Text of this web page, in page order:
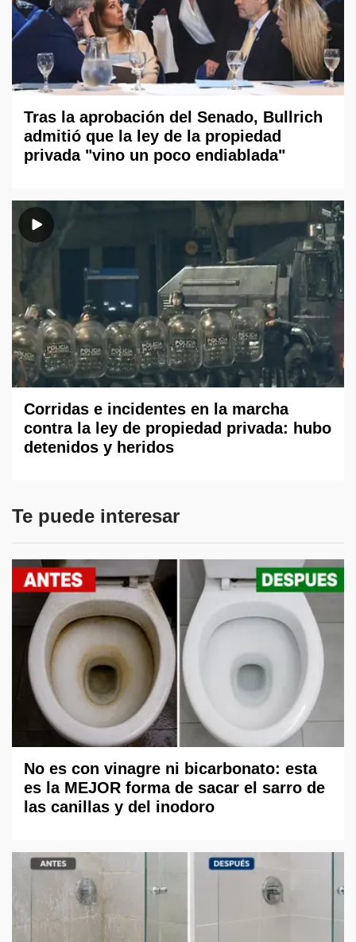
Tras la aprobación del Senado, Bullrich
admitió que la ley de la propiedad
privada "vino un poco endiablada"
Corridas e incidentes en la marcha
contra la ley de propiedad privada: hubo
detenidos y heridos
Te puede interesar
No es con vinagre ni bicarbonato: esta
es la MEJOR forma de sacar el sarro de
las canillas y del inodoro